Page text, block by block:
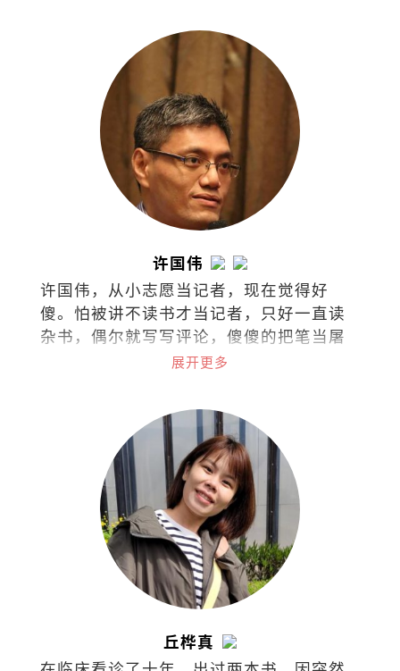
许国伟
许国伟，从小志愿当记者，现在觉得好
傻。怕被讲不读书才当记者，只好一直读
杂书，偶尔就写写评论，傻傻的把笔当屠
展开更多
丘桦真